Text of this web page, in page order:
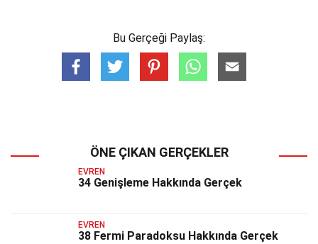
Bu Gerçeği Paylaş:
ÖNE ÇIKAN GERÇEKLER
EVREN
34 Genişleme Hakkında Gerçek
EVREN
38 Fermi Paradoksu Hakkında Gerçek